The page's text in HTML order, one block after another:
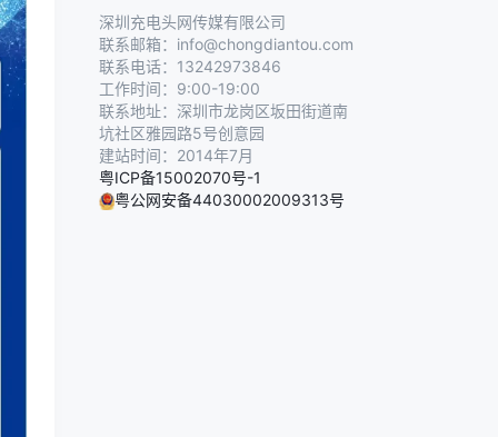
深圳充电头网传媒有限公司
联系邮箱：info@chongdiantou.com
联系电话：13242973846
工作时间：9:00-19:00
联系地址：深圳市龙岗区坂田街道南
坑社区雅园路5号创意园
建站时间：2014年7月
粤ICP备15002070号-1
粤公网安备44030002009313号